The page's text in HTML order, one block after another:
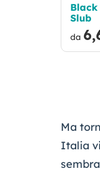
Black
Slub
da
Ma
Italia